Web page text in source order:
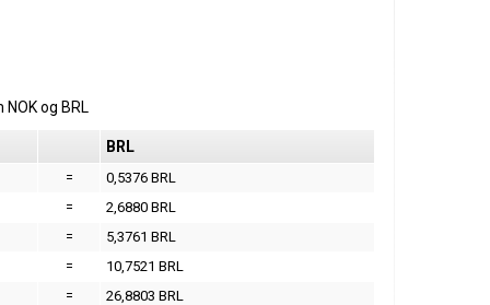
NOKog BRL
BRL
=
0,5376 BRL
=
2,6880 BRL
=
5,3761 BRL
=
10,7521 BRL
=
26,8803 BRL